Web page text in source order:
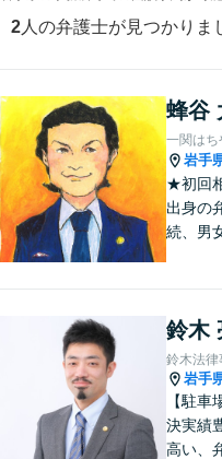
2 人の弁護士が見つかりま
蜂谷
一関はち
岩手
★初回
出身の
続、男
鈴木
鈴木法律
岩手
【駐
決実績
高い、